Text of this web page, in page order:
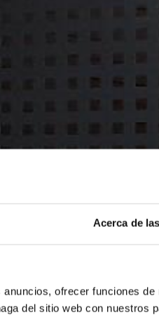
Acerca de
ofrecer funciones de
del sitio web con nuestros